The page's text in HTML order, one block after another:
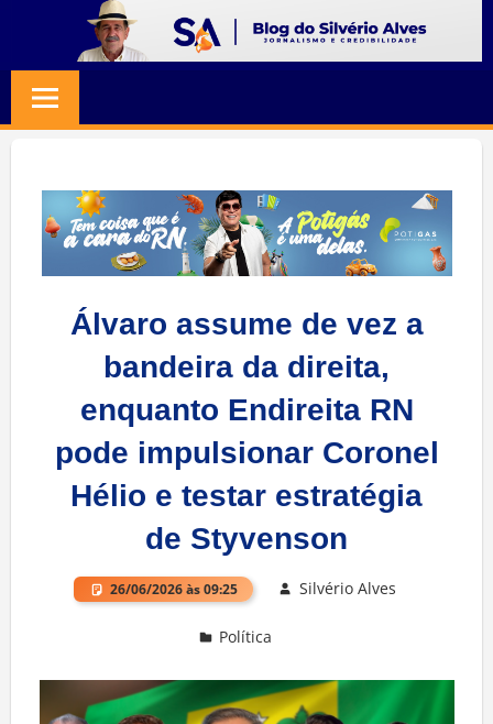
content
SILVERIO
ALVES
Jornalismo
Credibilidade
Álvaro assume de vez a
bandeira da direita,
enquanto Endireita RN
pode impulsionar Coronel
Hélio e testar estratégia
de Styvenson
26/06/2026 às 09:25 Silvério Alves
Política